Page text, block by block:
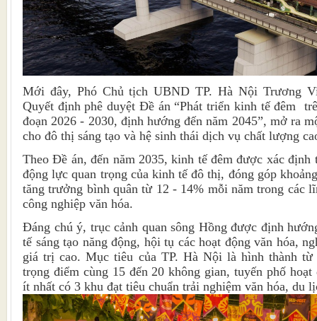
Mới đây, Phó Chủ tịch UBND TP. Hà Nội Trương
Quyết định phê duyệt Đề án “Phát triển kinh tế đêm
đoạn 2026 - 2030, định hướng đến năm 2045”, mở ra
cho đô thị sáng tạo và hệ sinh thái dịch vụ chất lượng
Theo Đề án, đến năm 2035, kinh tế đêm được xác
động lực quan trọng của kinh tế đô thị, đóng góp
tăng trưởng bình quân từ 12 - 14% mỗi năm trong các
công nghiệp văn hóa.
Đáng chú ý, trục cảnh quan sông Hồng được định
tế sáng tạo năng động, hội tụ các hoạt động văn hóa,
giá trị cao. Mục tiêu của TP. Hà Nội là hình thành
trọng điểm cùng 15 đến 20 không gian, tuyến phố
ít nhất có 3 khu đạt tiêu chuẩn trải nghiệm văn hóa, du